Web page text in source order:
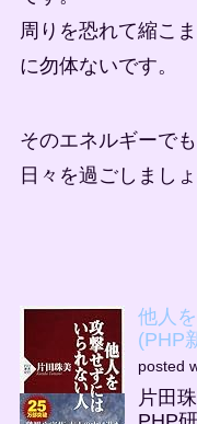
周りを恐れて縮こ
に勿体ないです。
そのエネルギーで
日々を過ごしましょ
他人
(PHP
posted
片田